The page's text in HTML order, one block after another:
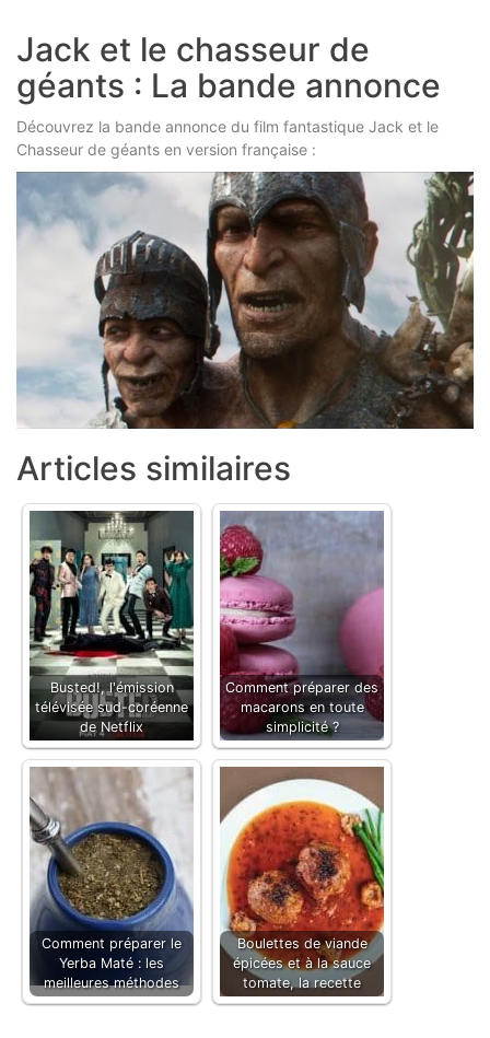
Jack et le chasseur de
géants : La bande annonce
Découvrez la bande annonce du film fantastique Jack et le
Chasseur de géants en version française :
Articles similaires
Busted!, l'émission
télévisée sud-coréenne
de Netflix
Comment préparer des
macarons en toute
simplicité ?
Comment préparer le
Yerba Maté : les
meilleures méthodes
Boulettes de viande
épicées et à la sauce
tomate, la recette